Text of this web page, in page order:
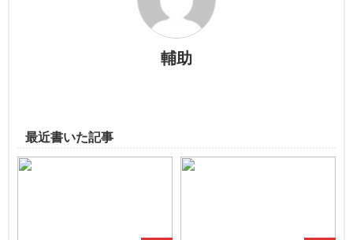
輔助
最近書いた記事